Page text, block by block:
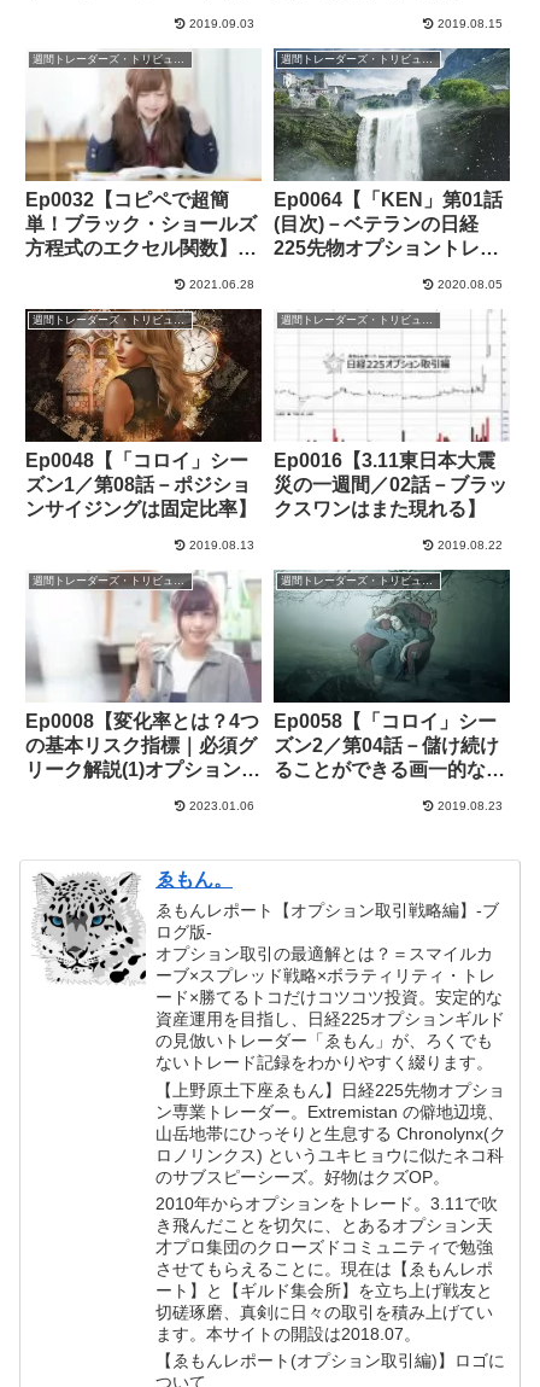
2019.09.03 2019.08.15
Ep0032【コピペで超簡
単！ブラック・ショールズ
方程式のエクセル関数】
2021.06.28
週間トレーダーズ・トリビューン
Ep0064【「KEN」第01話
(目次)－ベテランの日経
225先物オプショントレー
2020.08.05
週間トレーダーズ・トリビューン
Ep0048【「コロイ」シー
ズン1／第08話－ポジショ
ンサイジングは固定比率】
2019.08.13
Ep0016【3.11東日本大震
災の一週間／02話－ブラッ
クスワンはまた現れる】
2019.08.22
Ep0008【変化率とは？4つ
の基本リスク指標｜必須グ
リーク解説(1)オプション取
2023.01.06
週間トレーダーズ・トリビューン
Ep0058【「コロイ」シー
ズン2／第04話－儲け続け
ることができる画一的な手
2019.08.23
ゑもん。
ゑもんレポート【オプション取引戦略編】-ブ
ログ版-
オプション取引の最適解とは？＝スマイルカ
ーブ×スプレッド戦略×ボラティリティ・トレ
ード×勝てるトコだけコツコツ投資。安定的な
資産運用を目指し、日経225オプションギルド
の見倣いトレーダー「ゑもん」が、ろくでも
ないトレード記録をわかりやすく綴ります。
【上野原土下座ゑもん】日経225先物オプショ
ン専業トレーダー。Extremistan の僻地辺境、
山岳地帯にひっそりと生息する Chronolynx(ク
ロノリンクス) というユキヒョウに似たネコ科
のサブスピーシーズ。好物はクズOP。
2010年からオプションをトレード。3.11で吹
き飛んだことを切欠に、とあるオプション天
才プロ集団のクローズドコミュニティで勉強
させてもらえることに。現在は【ゑもんレポ
ート】と【ギルド集会所】を立ち上げ戦友と
切磋琢磨、真剣に日々の取引を積み上げてい
ます。本サイトの開設は2018.07。
【ゑもんレポート(オプション取引編)】ロゴに
ついて